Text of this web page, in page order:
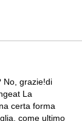
No, grazie!di
La
certa forma
come ultimo